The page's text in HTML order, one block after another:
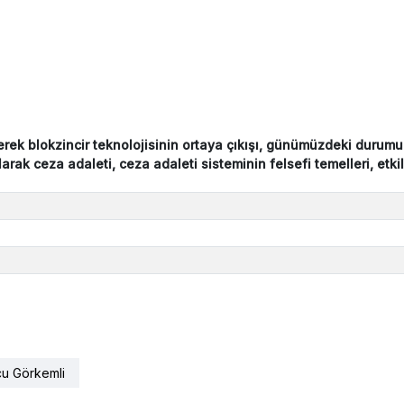
blokzincir teknolojisinin ortaya çıkışı, günümüzdeki
ceza adaleti, ceza adaleti sisteminin felsefi temelleri,
Görkemli